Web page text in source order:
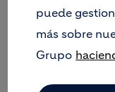
puede
más sobre
Grupo